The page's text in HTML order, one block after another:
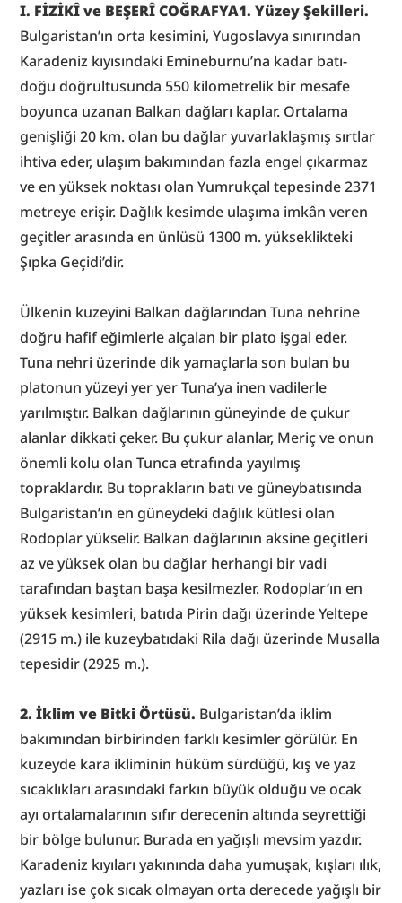
I. FİZİKÎ ve BEŞERÎ COĞRAFYA1. Yüzey Şekilleri.
Bulgaristan’ın orta kesimini, Yugoslavya sınırından
Karadeniz kıyısındaki Emineburnu’na kadar batı-
doğu doğrultusunda 550 kilometrelik bir mesafe
boyunca uzanan Balkan dağları kaplar. Ortalama
genişliği 20 km. olan bu dağlar yuvarlaklaşmış sırtlar
ihtiva eder, ulaşım bakımından fazla engel çıkarmaz
ve en yüksek noktası olan Yumrukçal tepesinde 2371
metreye erişir. Dağlık kesimde ulaşıma imkân veren
geçitler arasında en ünlüsü 1300 m. yükseklikteki
Şıpka Geçidi’dir.
Ülkenin kuzeyini Balkan dağlarından Tuna nehrine
doğru hafif eğimlerle alçalan bir plato işgal eder.
Tuna nehri üzerinde dik yamaçlarla son bulan bu
platonun yüzeyi yer yer Tuna’ya inen vadilerle
yarılmıştır. Balkan dağlarının güneyinde de çukur
alanlar dikkati çeker. Bu çukur alanlar, Meriç ve onun
önemli kolu olan Tunca etrafında yayılmış
topraklardır. Bu toprakların batı ve güneybatısında
Bulgaristan’ın en güneydeki dağlık kütlesi olan
Rodoplar yükselir. Balkan dağlarının aksine geçitleri
az ve yüksek olan bu dağlar herhangi bir vadi
tarafından baştan başa kesilmezler. Rodoplar’ın en
yüksek kesimleri, batıda Pirin dağı üzerinde Yeltepe
(2915 m.) ile kuzeybatıdaki Rila dağı üzerinde Musalla
tepesidir (2925 m.).
2. İklim ve Bitki Örtüsü. Bulgaristan’da iklim
bakımından birbirinden farklı kesimler görülür. En
kuzeyde kara ikliminin hüküm sürdüğü, kış ve yaz
sıcaklıkları arasındaki farkın büyük olduğu ve ocak
ayı ortalamalarının sıfır derecenin altında seyrettiği
bir bölge bulunur. Burada en yağışlı mevsim yazdır.
Karadeniz kıyıları yakınında daha yumuşak, kışları ılık,
yazları ise çok sıcak olmayan orta derecede yağışlı bir